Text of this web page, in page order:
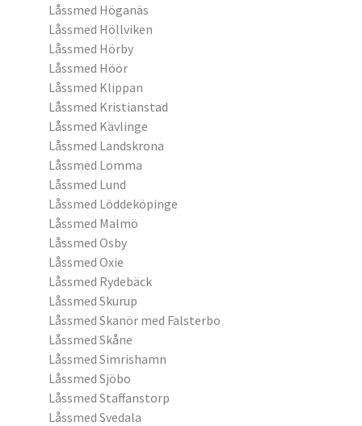
Låssmed Höganäs
Låssmed Höllviken
Låssmed Hörby
Låssmed Höör
Låssmed Klippan
Låssmed Kristianstad
Låssmed Kävlinge
Låssmed Landskrona
Låssmed Lomma
Låssmed Lund
Låssmed Löddeköpinge
Låssmed Malmö
Låssmed Osby
Låssmed Oxie
Låssmed Rydebäck
Låssmed Skurup
Låssmed Skanör med Falsterbo
Låssmed Skåne
Låssmed Simrishamn
Låssmed Sjöbo
Låssmed Staffanstorp
Låssmed Svedala